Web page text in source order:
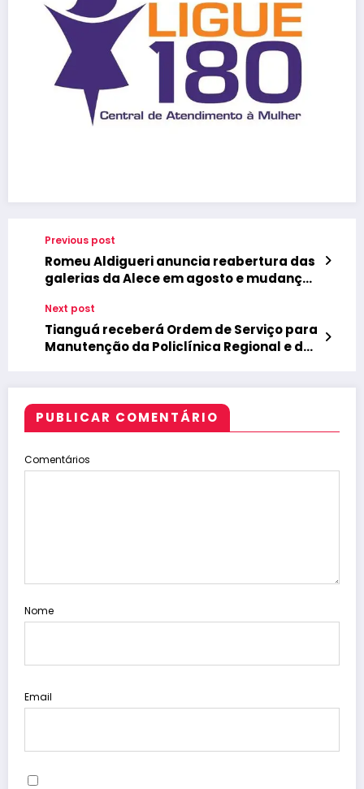
Previous post
Romeu Aldigueri anuncia reabertura das
galerias da Alece em agosto e mudanças
Next post
Tianguá receberá Ordem de Serviço para
Manutenção da Policlínica Regional e da
PUBLICAR COMENTÁRIO
Comentários
Nome
Email